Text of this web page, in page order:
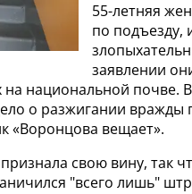
55-летняя
по подъезду,
заявлении
национальной почве.
о разжигании вражды
«Воронцова вещает».
свою вину, так
"всего лишь"